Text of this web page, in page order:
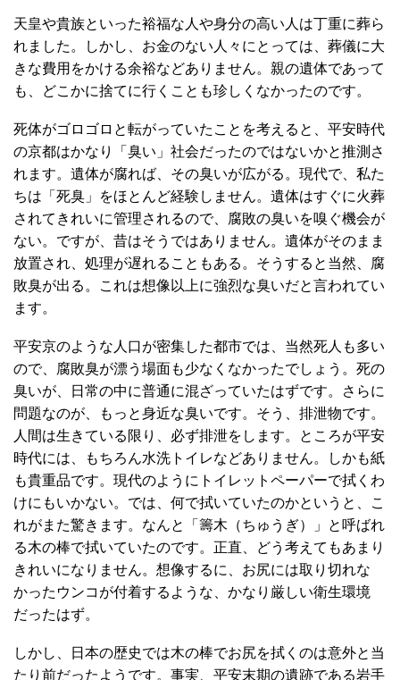
天皇や貴族といった裕福な人や身分の高い人は丁重に葬ら
れました。しかし、お金のない人々にとっては、葬儀に大
きな費用をかける余裕などありません。親の遺体であって
も、どこかに捨てに行くことも珍しくなかったのです。
死体がゴロゴロと転がっていたことを考えると、平安時代
の京都はかなり「臭い」社会だったのではないかと推測さ
れます。遺体が腐れば、その臭いが広がる。現代で、私た
ちは「死臭」をほとんど経験しません。遺体はすぐに火葬
されてきれいに管理されるので、腐敗の臭いを嗅ぐ機会が
ない。ですが、昔はそうではありません。遺体がそのまま
放置され、処理が遅れることもある。そうすると当然、腐
敗臭が出る。これは想像以上に強烈な臭いだと言われてい
ます。
平安京のような人口が密集した都市では、当然死人も多い
ので、腐敗臭が漂う場面も少なくなかったでしょう。死の
臭いが、日常の中に普通に混ざっていたはずです。さらに
問題なのが、もっと身近な臭いです。そう、排泄物です。
人間は生きている限り、必ず排泄をします。ところが平安
時代には、もちろん水洗トイレなどありません。しかも紙
も貴重品です。現代のようにトイレットペーパーで拭くわ
けにもいかない。では、何で拭いていたのかというと、こ
れがまた驚きます。なんと「籌木（ちゅうぎ）」と呼ばれ
る木の棒で拭いていたのです。正直、どう考えてもあまり
きれいになりません。想像するに、お尻には取り切れな
かったウンコが付着するような、かなり厳しい衛生環境
だったはず。
しかし、日本の歴史では木の棒でお尻を拭くのは意外と当
たり前だったようです。事実、平安末期の遺跡である岩手